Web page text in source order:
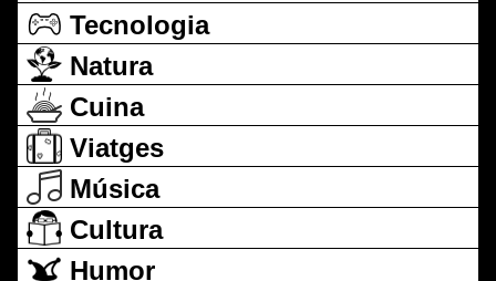
Tecnologia
Natura
Cuina
Viatges
Música
Cultura
Humor